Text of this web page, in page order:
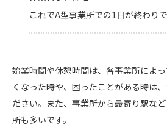
これでA型事業所での1日が終わりで
始業時間や休憩時間は、各事業所によ
くなった時や、困ったことがある時は
ださい。また、事業所から最寄り駅な
所も多いです。